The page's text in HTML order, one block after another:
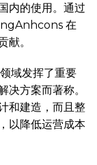
内的使用。通过
在
献。
域发挥了重要
决方案而著称。
和建造，而且整
以降低运营成本